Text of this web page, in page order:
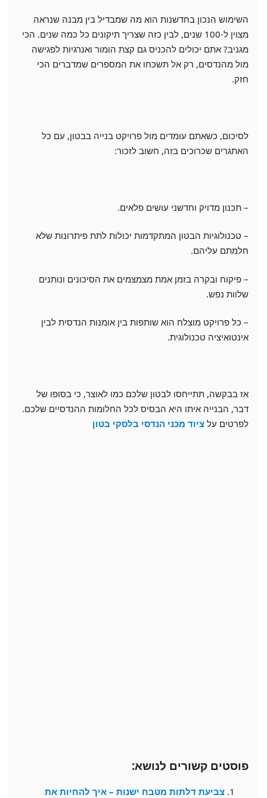
השימוש הנכון בחדשנות הוא מה שמבדיל בין מבנה שנראה
מצוין ל-100 שנים, לבין כזה שצריך תיקונים כל כמה שנים. הכי
מגניב? אתם יכולים להכניס גם קצת הומור ואנרגיות לפגישה
מול מהנדסים, רק אל תשכחו את המספרים שמדברים הכי
חזק.
לסיכום, כשאתם עומדים מול פרויקט בנייה בבטון, עם כל
האתגרים שכרוכים בזה, חשוב לזכור:
– תכנון מדויק וחדשני עושים פלאים.
– טכנולוגיות הבטון המתקדמות יכולות לתת פיתרונות שלא
חלמתם עליהם.
– פיקוח ובקרה בזמן אמת מצמצמים את הסיכונים ונותנים
שלוות נפש.
– כל פרויקט מוצלח הוא שותפות בין אומנות הנדסית לבין
אינטואיציה טכנולוגית.
אז בבקשה, תתייחסו לבטון שלכם כמו לאוצר, כי בסופו של
דבר, הבנייה איתו היא הבסיס לכל החלומות ההנדסיים שלכם.
לפרטים על ציוד מכני הנדסי בלסקי בטון
פוסטים קשורים לנושא:
צביעת דלתות מטבח ישנות – איך להחיות את